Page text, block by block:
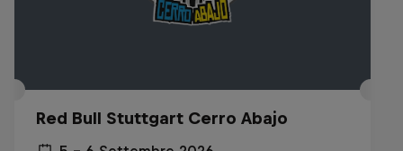
Red Bull Stuttgart Cerro Abajo